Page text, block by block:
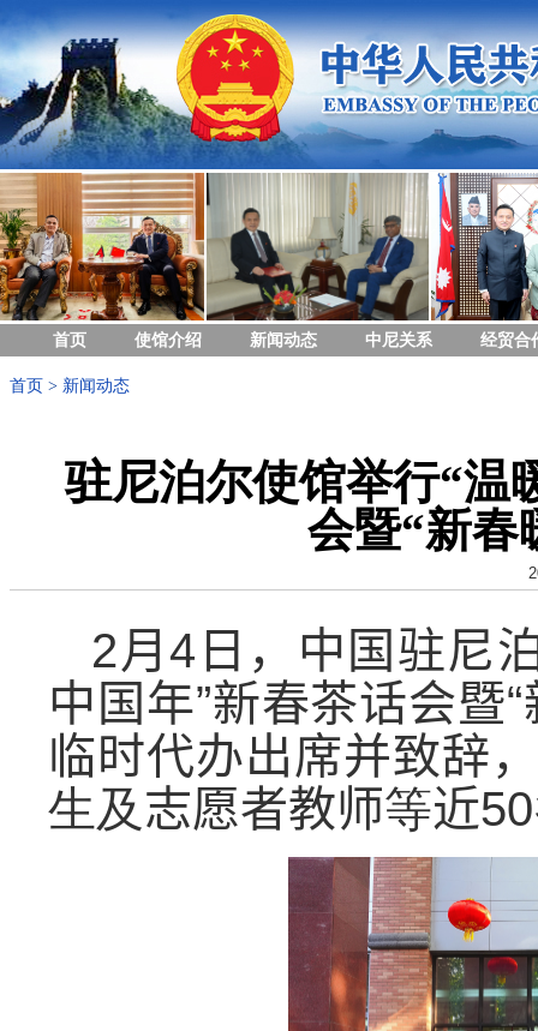
首页 使馆介绍 新闻动态 中尼关系 经贸合
首页 > 新闻动态
驻尼泊尔使馆举行“温
会暨“新春
2月 4 日，中国驻尼
中国年”新春茶话会暨
临时代办出席并致辞
生及 志愿者教师等近50